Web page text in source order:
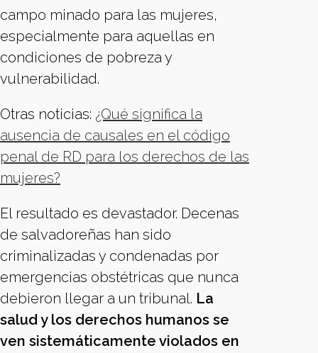
campo minado para las mujeres,
especialmente para aquellas en
condiciones de pobreza y
vulnerabilidad.
Otras noticias: ¿Qué significa la
ausencia de causales en el código
penal de RD para los derechos de las
mujeres?
El resultado es devastador. Decenas
de salvadoreñas han sido
criminalizadas y condenadas por
emergencias obstétricas que nunca
debieron llegar a un tribunal. La
salud y los derechos humanos se
ven sistemáticamente violados en